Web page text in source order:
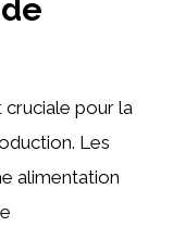
cruciale pour la
Les
alimentation